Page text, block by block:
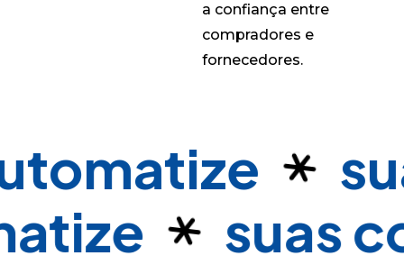
a confiança entre
compradores e
fornecedores.
suas